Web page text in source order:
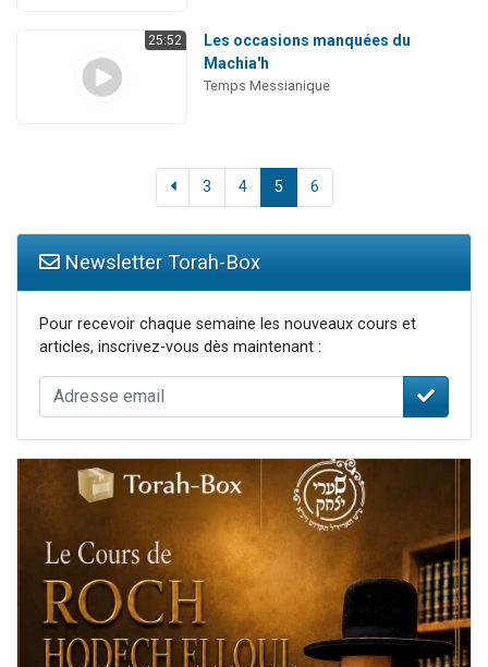
25:52
Les occasions manquées du
Machia'h
Temps Messianique
3 4 5 6
Newsletter Torah-Box
Pour recevoir chaque semaine les nouveaux cours et
articles, inscrivez-vous dès maintenant :